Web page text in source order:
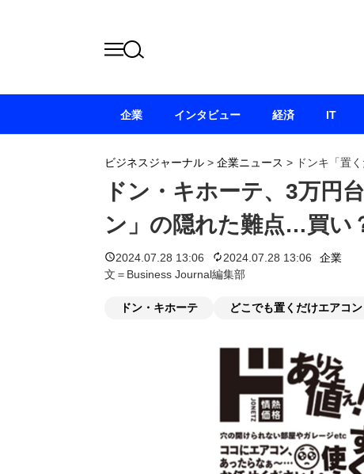
ビジネスジャーナル > 企業ニュース > ドンキ「置
ドン・キホーテ、3万円
ン」の隠れた難点…買い
2024.07.28 13:06 2024.07.28 13:06
企業
文＝Business Journal編集部
ドン・キホーテ どこでも置くだけエアコン
企業 インタビュー 経済 IT